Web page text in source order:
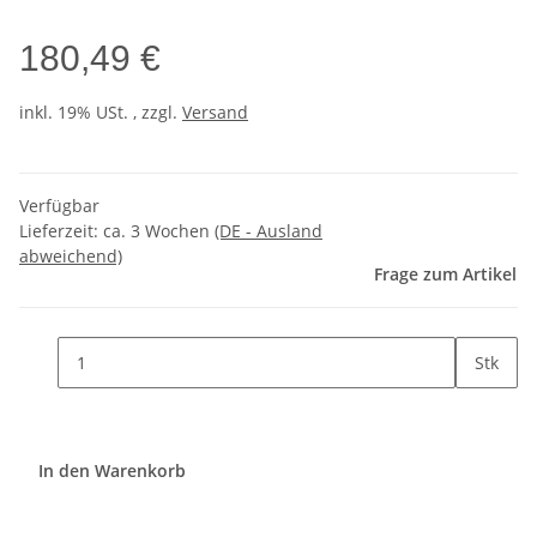
180,49 €
inkl. 19% USt. , zzgl. Versand
Verfügbar
Lieferzeit: ca. 3 Wochen (DE - Ausland
abweichend)
Frage zum Artikel
Stk
In den Warenkorb